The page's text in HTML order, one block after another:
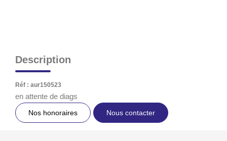
Description
Réf : aur150523
en attente de diags
Nos honoraires Nous contacter